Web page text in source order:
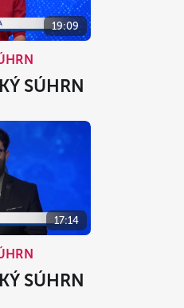
19:09
SÚHRN
17:14
SÚHRN